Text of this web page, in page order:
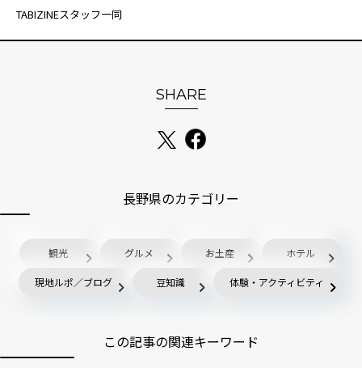
TABIZINEスタッフ一同
SHARE
長野県のカテゴリー
観光 グルメ お土産 ホテル
現地ルポ／ブログ 豆知識 体験・アクティビティ
この記事の関連キーワード